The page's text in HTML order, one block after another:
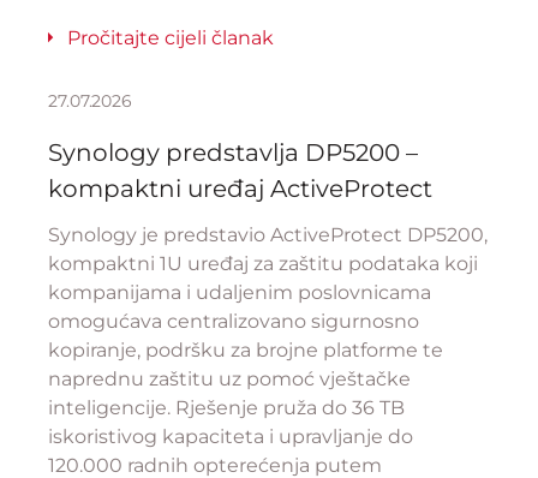
Pročitajte cijeli članak
27.07.2026
Synology predstavlja DP5200 –
kompaktni uređaj ActiveProtect
Synology je predstavio ActiveProtect DP5200,
kompaktni 1U uređaj za zaštitu podataka koji
kompanijama i udaljenim poslovnicama
omogućava centralizovano sigurnosno
kopiranje, podršku za brojne platforme te
naprednu zaštitu uz pomoć vještačke
inteligencije. Rješenje pruža do 36 TB
iskoristivog kapaciteta i upravljanje do
120.000 radnih opterećenja putem